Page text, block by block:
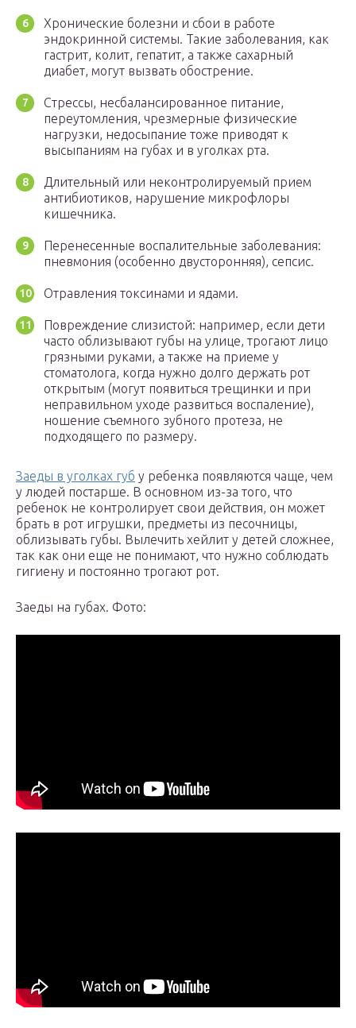
Хронические болезни и сбои в работе
эндокринной системы. Такие заболевания, как
гастрит, колит, гепатит, а также сахарный
диабет, могут вызвать обострение.
Стрессы, несбалансированное питание,
переутомления, чрезмерные физические
нагрузки, недосыпание тоже приводят к
высыпаниям на губах и в уголках рта.
Длительный или неконтролируемый прием
антибиотиков, нарушение микрофлоры
кишечника.
Перенесенные воспалительные заболевания:
пневмония (особенно двусторонняя), сепсис.
Отравления токсинами и ядами.
Повреждение слизистой: например, если дети
часто облизывают губы на улице, трогают лицо
грязными руками, а также на приеме у
стоматолога, когда нужно долго держать рот
открытым (могут появиться трещинки и при
неправильном уходе развиться воспаление),
ношение съемного зубного протеза, не
подходящего по размеру.
Заеды в уголках губ у ребенка появляются чаще, чем
у людей постарше. В основном из-за того, что
ребенок не контролирует свои действия, он может
брать в рот игрушки, предметы из песочницы,
облизывать губы. Вылечить хейлит у детей сложнее,
так как они еще не понимают, что нужно соблюдать
гигиену и постоянно трогают рот.
Заеды на губах. Фото: